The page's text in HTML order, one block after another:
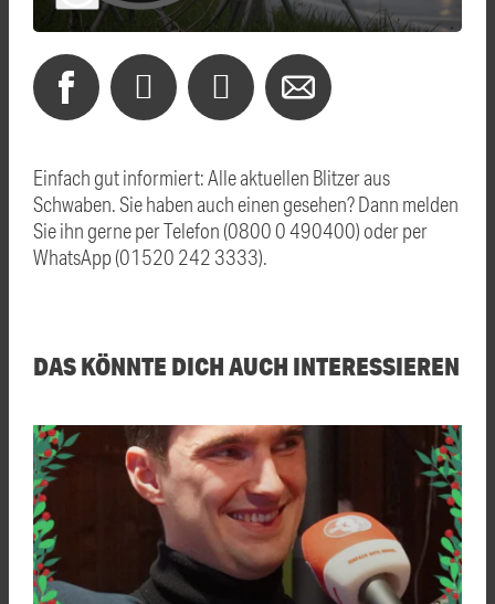
Einfach gut informiert: Alle aktuellen Blitzer aus
Schwaben. Sie haben auch einen gesehen? Dann melden
Sie ihn gerne per Telefon (0800 0 490400) oder per
WhatsApp (01520 242 3333).
DAS KÖNNTE DICH AUCH INTERESSIEREN